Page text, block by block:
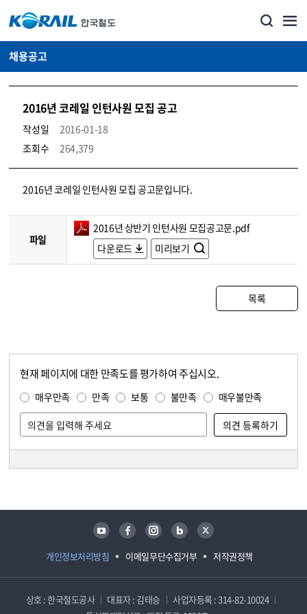
채용공고
2016년 코레일 인턴사원 모집 공고
작성일
2016-01-18
조회수
264,379
코레일소개_경영공시_채용공고 상세보기 – 내용, 파일, 담당자 연락처로 구성
2016년 코레일 인턴사원 모집 공고문입니다.
파일
2016년 상반기 인턴사원 모집공고문.pdf
다운로드
미리보기
목록
현재 페이지에 대한 만족도를 평가하여 주십시오.
매우만족 만족 보통 불만족 매우불만족
개인정보처리방침 이메일무단수집거부 저작권정책
유튜브 페이스북 인스타그램 블로그 트위터
상호 : 한국철도공사 대표자 : 김태승
사업자등록 : 314-82-10024